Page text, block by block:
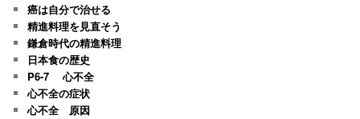
癌は自分で治せる
精進料理を見直そう
鎌倉時代の精進料理
日本食の歴史
P6-7 心不全
心不全の症状
心不全 原因